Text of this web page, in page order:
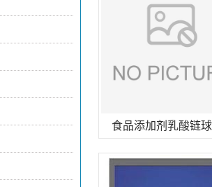
食品添加剂乳酸链